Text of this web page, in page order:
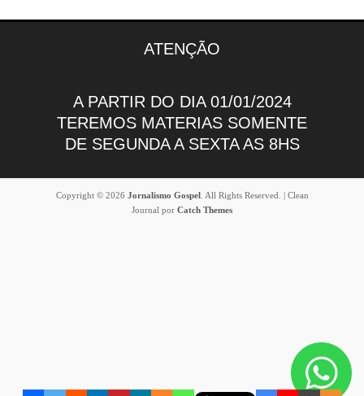
ATENÇÃO
A PARTIR DO DIA 01/01/2024
TEREMOS MATERIAS SOMENTE
DE SEGUNDA A SEXTA AS 8HS
Copyright © 2026 Jornalismo Gospel. All Rights Reserved. | Clean
Journal por Catch Themes